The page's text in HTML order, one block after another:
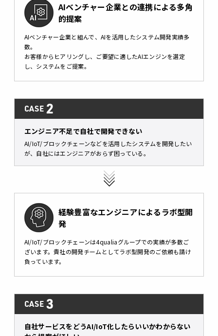
AIベンチャー企業との連携による多角
的提案
AIベンチャー企業と組んで、AIを活用したシステム開発実績多
数。
お客様からヒアリングし、ご要望に適したAIエンジンを選定
し、システムをご提案。
CASE 2
エンジニア不足で自社で開発できない
AI/IoT/ブロックチェーンなどを活用したシステムを開発したい
が、自社にはエンジニアがおらず困っている。
経験豊富なエンジニアによるラボ型開
発
AI/IoT/ブロックチェーンは4qualiaグループでの実績が多数ご
ざいます。貴社の開発チームとしてラボ型開発のご依頼も請け
負っています。
CASE 3
自社サービスをどうAI/IoT化したらいいかわからない